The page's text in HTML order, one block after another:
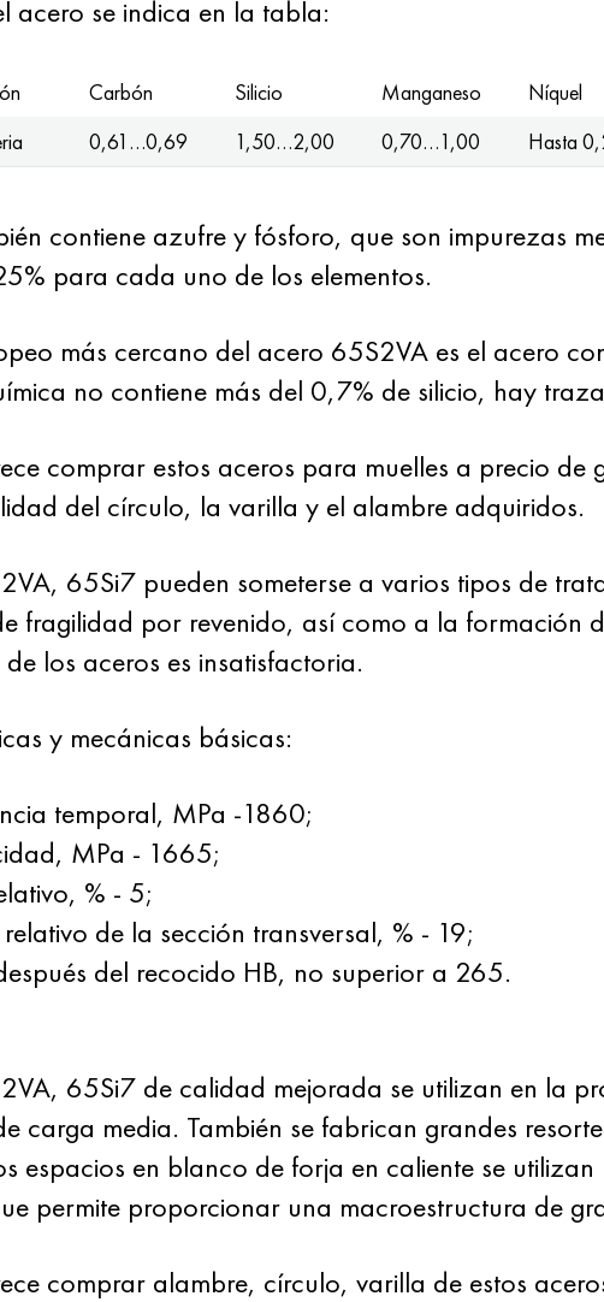
acero se indica en la tabla:
Carbón Silicio Manganeso Níquel
0,61…0,69 1,50…2,00 0,70…1,00 Hasta
contiene azufre y fósforo, que son impurezas
para cada uno de los elementos.
más cercano del acero 65S2VA es el acero
no contiene más del 0,7% de silicio, hay
comprar estos aceros para muelles a precio
del círculo, la varilla y el alambre adquiridos.
65Si7 pueden someterse a varios tipos de
fragilidad por revenido, así como a la formación
los aceros es insatisfactoria.
y mecánicas básicas:
temporal, MPa -1860;
MPa - 1665;
% - 5;
de la sección transversal, % - 19;
del recocido HB, no superior a 265.
65Si7 de calidad mejorada se utilizan en la
carga media. También se fabrican grandes
espacios en blanco de forja en caliente se
permite proporcionar una macroestructura de
comprar alambre, círculo, varilla de estos